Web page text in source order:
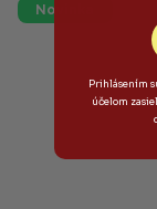
Novinka
Prihlásením
účelom